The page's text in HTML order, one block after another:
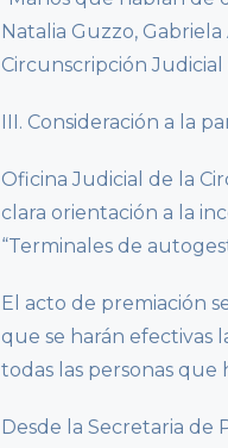
Natalia Guzzo,
Circunscripción Judicial
III. Consideración a la
Oficina Judicial de la
clara orientación a la
“Terminales de
El acto de premiación
que se harán efectivas
todas las personas que
Desde la Secretaria de